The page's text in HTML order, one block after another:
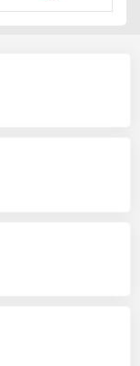
chỉ số cơ thể
là:
tại